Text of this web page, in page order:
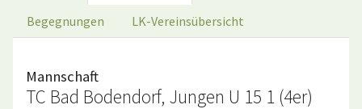
Begegnungen LK-Vereinsübersicht
Mannschaft
TC Bad Bodendorf, Jungen U 15 1 (4er)